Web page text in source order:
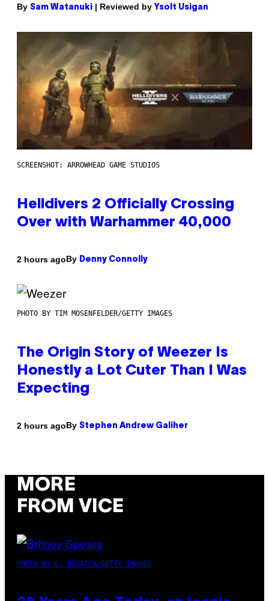
By Sam Watanuki | Reviewed by Ysolt Usigan
SCREENSHOT: ARROWHEAD GAME STUDIOS
Helldivers 2 Officially Crossing
Over with Warhammer 40,000
2 hours agoBy Denny Connolly
PHOTO BY TIM MOSENFELDER/GETTY IMAGES
The Origin Story of Weezer Is
Honestly a Lot Cuter Than I Was
Expecting
2 hours agoBy Stephen Andrew Galiher
MORE
FROM VICE
PHOTO BY L. BUSACCA/GETTY IMAGES